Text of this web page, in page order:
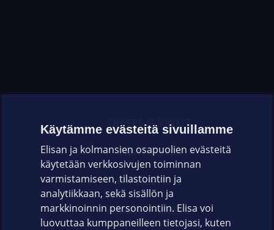
OHJEET JA VINKIT
OMAYHTEISÖ
VIANSELVITYS
ASIAKASPALVELU
Käytämme evästeitä sivuillamme
Elisan ja kolmansien osapuolien evästeitä
käytetään verkkosivujen toiminnan
varmistamiseen, tilastointiin ja
analytiikkaan, sekä sisällön ja
markkinoinnin personointiin. Elisa voi
luovuttaa kumppaneilleen tietojasi, kuten